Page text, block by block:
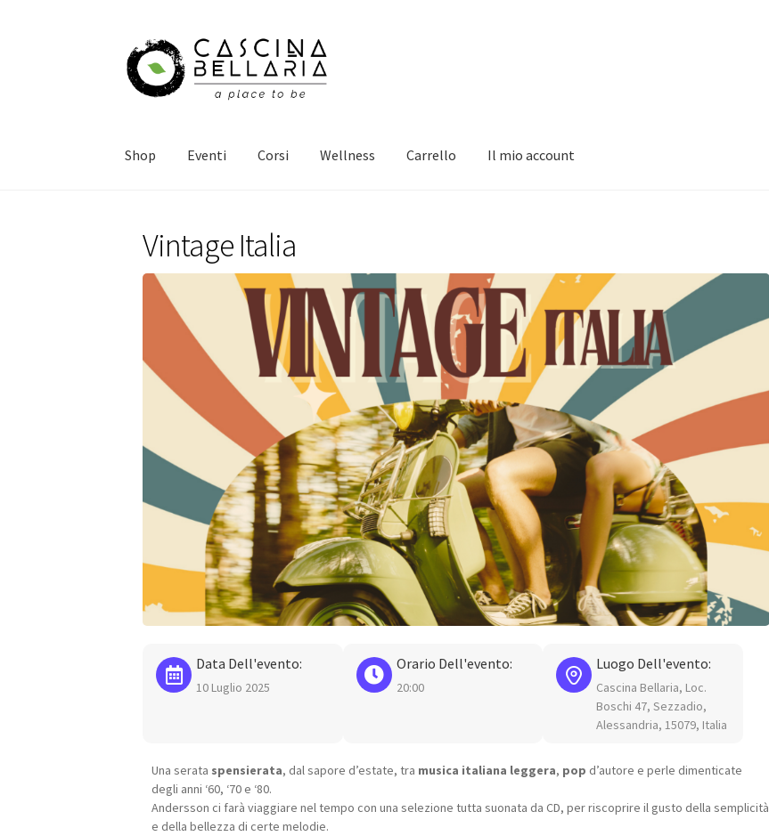
Vai
alla
navigazione
Vai
al
contenuto
Shop Eventi Corsi Wellness Carrello Il mio account
Vintage Italia
Data Dell'evento:
10 Luglio 2025
Orario Dell'evento:
20:00
Luogo Dell'evento:
Cascina Bellaria, Loc.
Boschi 47, Sezzadio,
Alessandria, 15079, Italia
Una serata spensierata, dal sapore d’estate, tra musica italiana leggera, pop d’autore e perle dimenticate
degli anni ‘60, ‘70 e ‘80.
Andersson ci farà viaggiare nel tempo con una selezione tutta suonata da CD, per riscoprire il gusto della semplicità
e della bellezza di certe melodie.